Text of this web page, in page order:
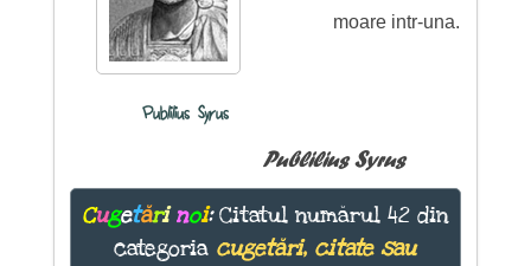
Publilius Syrus
moare intr-una.
Publilius Syrus
Cugetări noi:Citatul numărul 42 din
categoria cugetări, citate sau